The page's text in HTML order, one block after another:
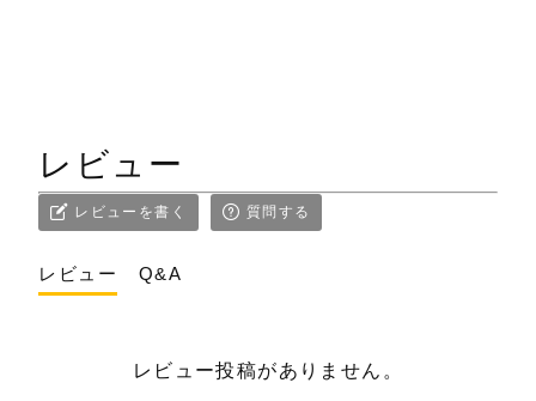
レビュー
レビューを書く 質問する
レビュー Q&A
レビュー投稿がありません。